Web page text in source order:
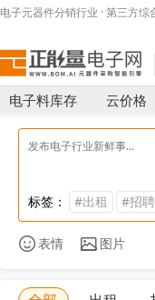
电子元器件分销行业 · 第三方综
电子料库存 云价格
标签： #出租 #招聘
表情 图片